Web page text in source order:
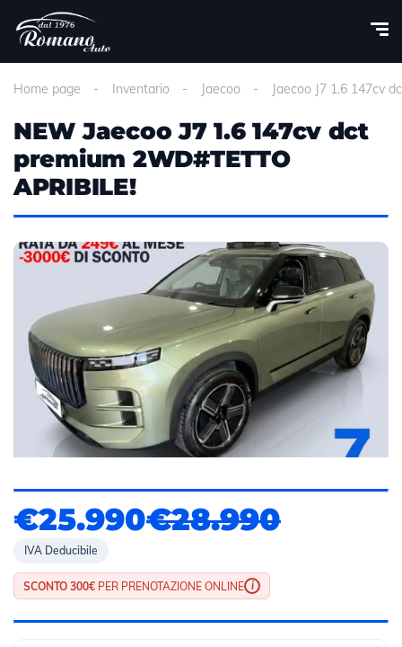
Home page Inventario Jaecoo Jaecoo J7 1.6 147cv
NEW Jaecoo J7 1.6 147cv dct
premium 2WD#TETTO
APRIBILE!
€25.990€28.990
IVA Deducibile
SCONTO 300€ PER PRENOTAZIONE ONLINE i